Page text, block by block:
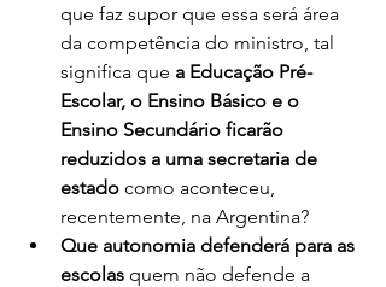
que faz supor que essa será área
da competência do ministro, tal
significa que a Educação Pré-
Escolar, o Ensino Básico e o
Ensino Secundário ficarão
reduzidos a uma secretaria de
estado como aconteceu,
recentemente, na Argentina?
Que autonomia defenderá para as
escolas quem não defende a